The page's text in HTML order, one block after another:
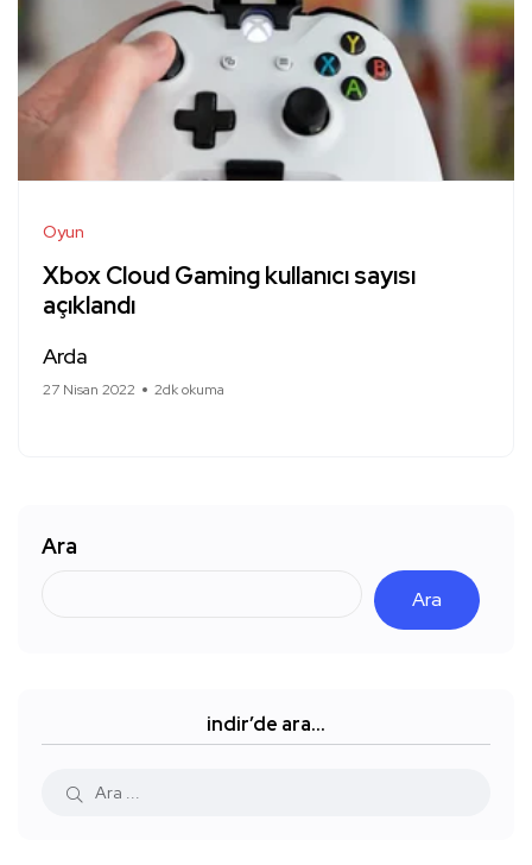
Oyun
Xbox Cloud Gaming kullanıcı sayısı
açıklandı
Arda
27 Nisan 2022 2dk okuma
Ara
Ara
indir’de ara…